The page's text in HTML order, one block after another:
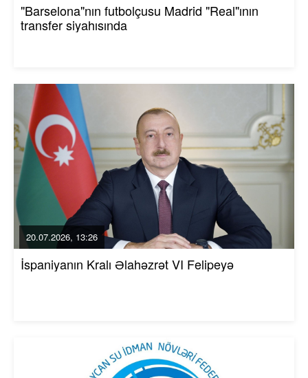
"Barselona"nın futbolçusu Madrid "Real"ının
transfer siyahısında
20.07.2026, 13:26
İspaniyanın Kralı Əlahəzrət VI Felipeyə